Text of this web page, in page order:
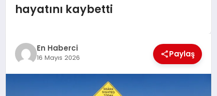
MAGAZIN
EKONOMI
hayatını kaybetti
En Haberci
16 Mayıs 2026 Paylaş